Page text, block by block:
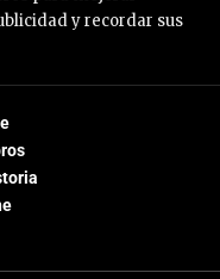
y recordar sus